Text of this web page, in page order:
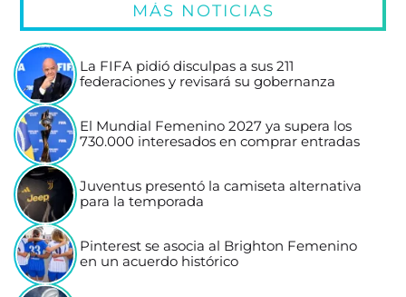
MÁS NOTICIAS
La FIFA pidió disculpas a sus 211
federaciones y revisará su gobernanza
El Mundial Femenino 2027 ya supera los
730.000 interesados en comprar entradas
Juventus presentó la camiseta alternativa
para la temporada
Pinterest se asocia al Brighton Femenino
en un acuerdo histórico